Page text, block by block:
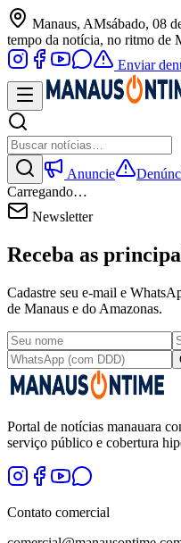
Manaus, AMsábado, 08
tempo da notícia, no ritmo de
Enviar
Anuncie
Carregando…
Newsletter
Receba as
Cadastre seu e-mail e
de Manaus e do Amazonas.
Portal de notícias manauara
serviço público e cobertura
Contato comercial